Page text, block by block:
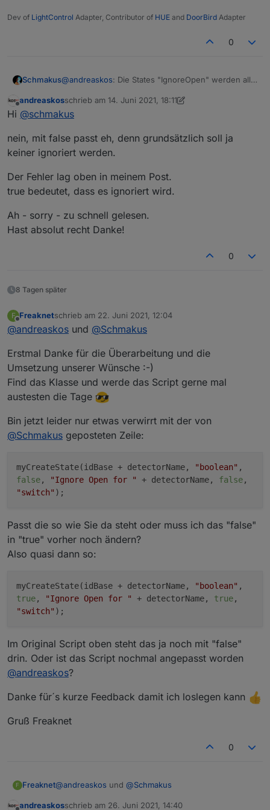
Dev of LightControl Adapter, Contributor of HUE and DoorBird Adapter
0
Schmakus@andreaskos: Die States "IgnoreOpen" werden alle
sein?
Offline
andreaskosschrieb am 14. Juni 2021, 18:11
zuletzt editiert von andreaskos
Hi @schmakus
nein, mit false passt eh, denn grundsätzlich soll ja
keiner ignoriert werden.
Der Fehler lag oben in meinem Post.
true bedeutet, dass es ignoriert wird.
Ah - sorry - zu schnell gelesen.
Hast absolut recht Danke!
0
8 Tagen später
F
Offline
Freaknetschrieb am 22. Juni 2021, 12:04
zuletzt editiert von
@andreaskos und @Schmakus
Erstmal Danke für die Überarbeitung und die
Umsetzung unserer Wünsche :-)
Find das Klasse und werde das Script gerne mal
austesten die Tage
Bin jetzt leider nur etwas verwirrt mit der von
@Schmakus geposteten Zeile:
myCreateState(idBase + detectorName, "boolean" ,
false, "Ignore Open for " + detectorName, false,
"switch" );
Passt die so wie Sie da steht oder muss ich das "false"
in "true" vorher noch ändern?
Also quasi dann so:
myCreateState(idBase + detectorName, "boolean" ,
true, "Ignore Open for " + detectorName, true,
"switch" );
Im Original Script oben steht das ja noch mit "false"
drin. Oder ist das Script nochmal angepasst worden
@andreaskos?
Danke für´s kurze Feedback damit ich loslegen kann
Gruß Freaknet
0
F Freaknet@andreaskos und @Schmakus
Erstmal Danke für die Überarbeitung und die
andreaskosschrieb am 26. Juni 2021, 14:40